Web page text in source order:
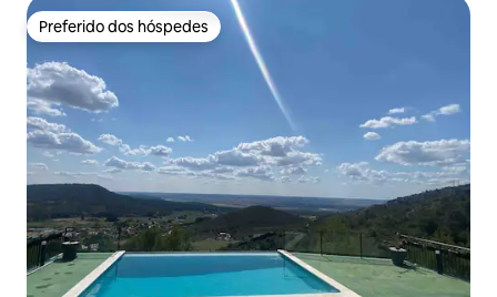
Preferido dos hóspedes
Preferido dos hóspedes